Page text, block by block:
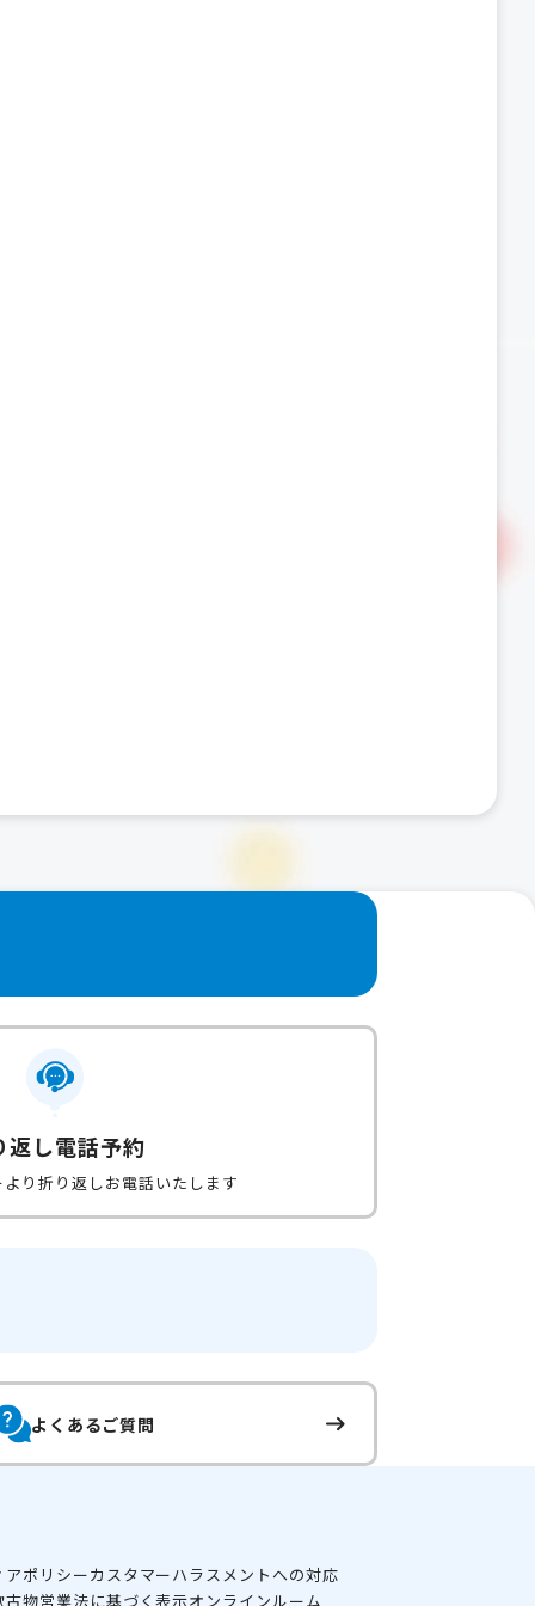
返し電話予約
り折り返しお電話いたします
よくあるご質問
ポリシーカスタマーハラスメントへの対応
古物営業法に基づく表示オンラインルーム